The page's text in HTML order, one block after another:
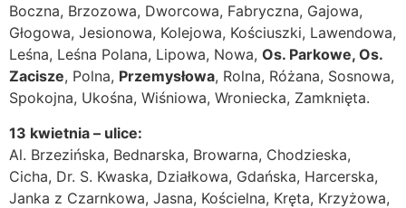
Boczna, Brzozowa, Dworcowa, Fabryczna, Gajowa,
Głogowa, Jesionowa, Kolejowa, Kościuszki, Lawendowa,
Leśna, Leśna Polana, Lipowa, Nowa, Os. Parkowe, Os.
Zacisze, Polna, Przemysłowa, Rolna, Różana, Sosnowa,
Spokojna, Ukośna, Wiśniowa, Wroniecka, Zamknięta.
13 kwietnia – ulice:
Al. Brzezińska, Bednarska, Browarna, Chodzieska,
Cicha, Dr. S. Kwaska, Działkowa, Gdańska, Harcerska,
Janka z Czarnkowa, Jasna, Kościelna, Kręta, Krzyżowa,